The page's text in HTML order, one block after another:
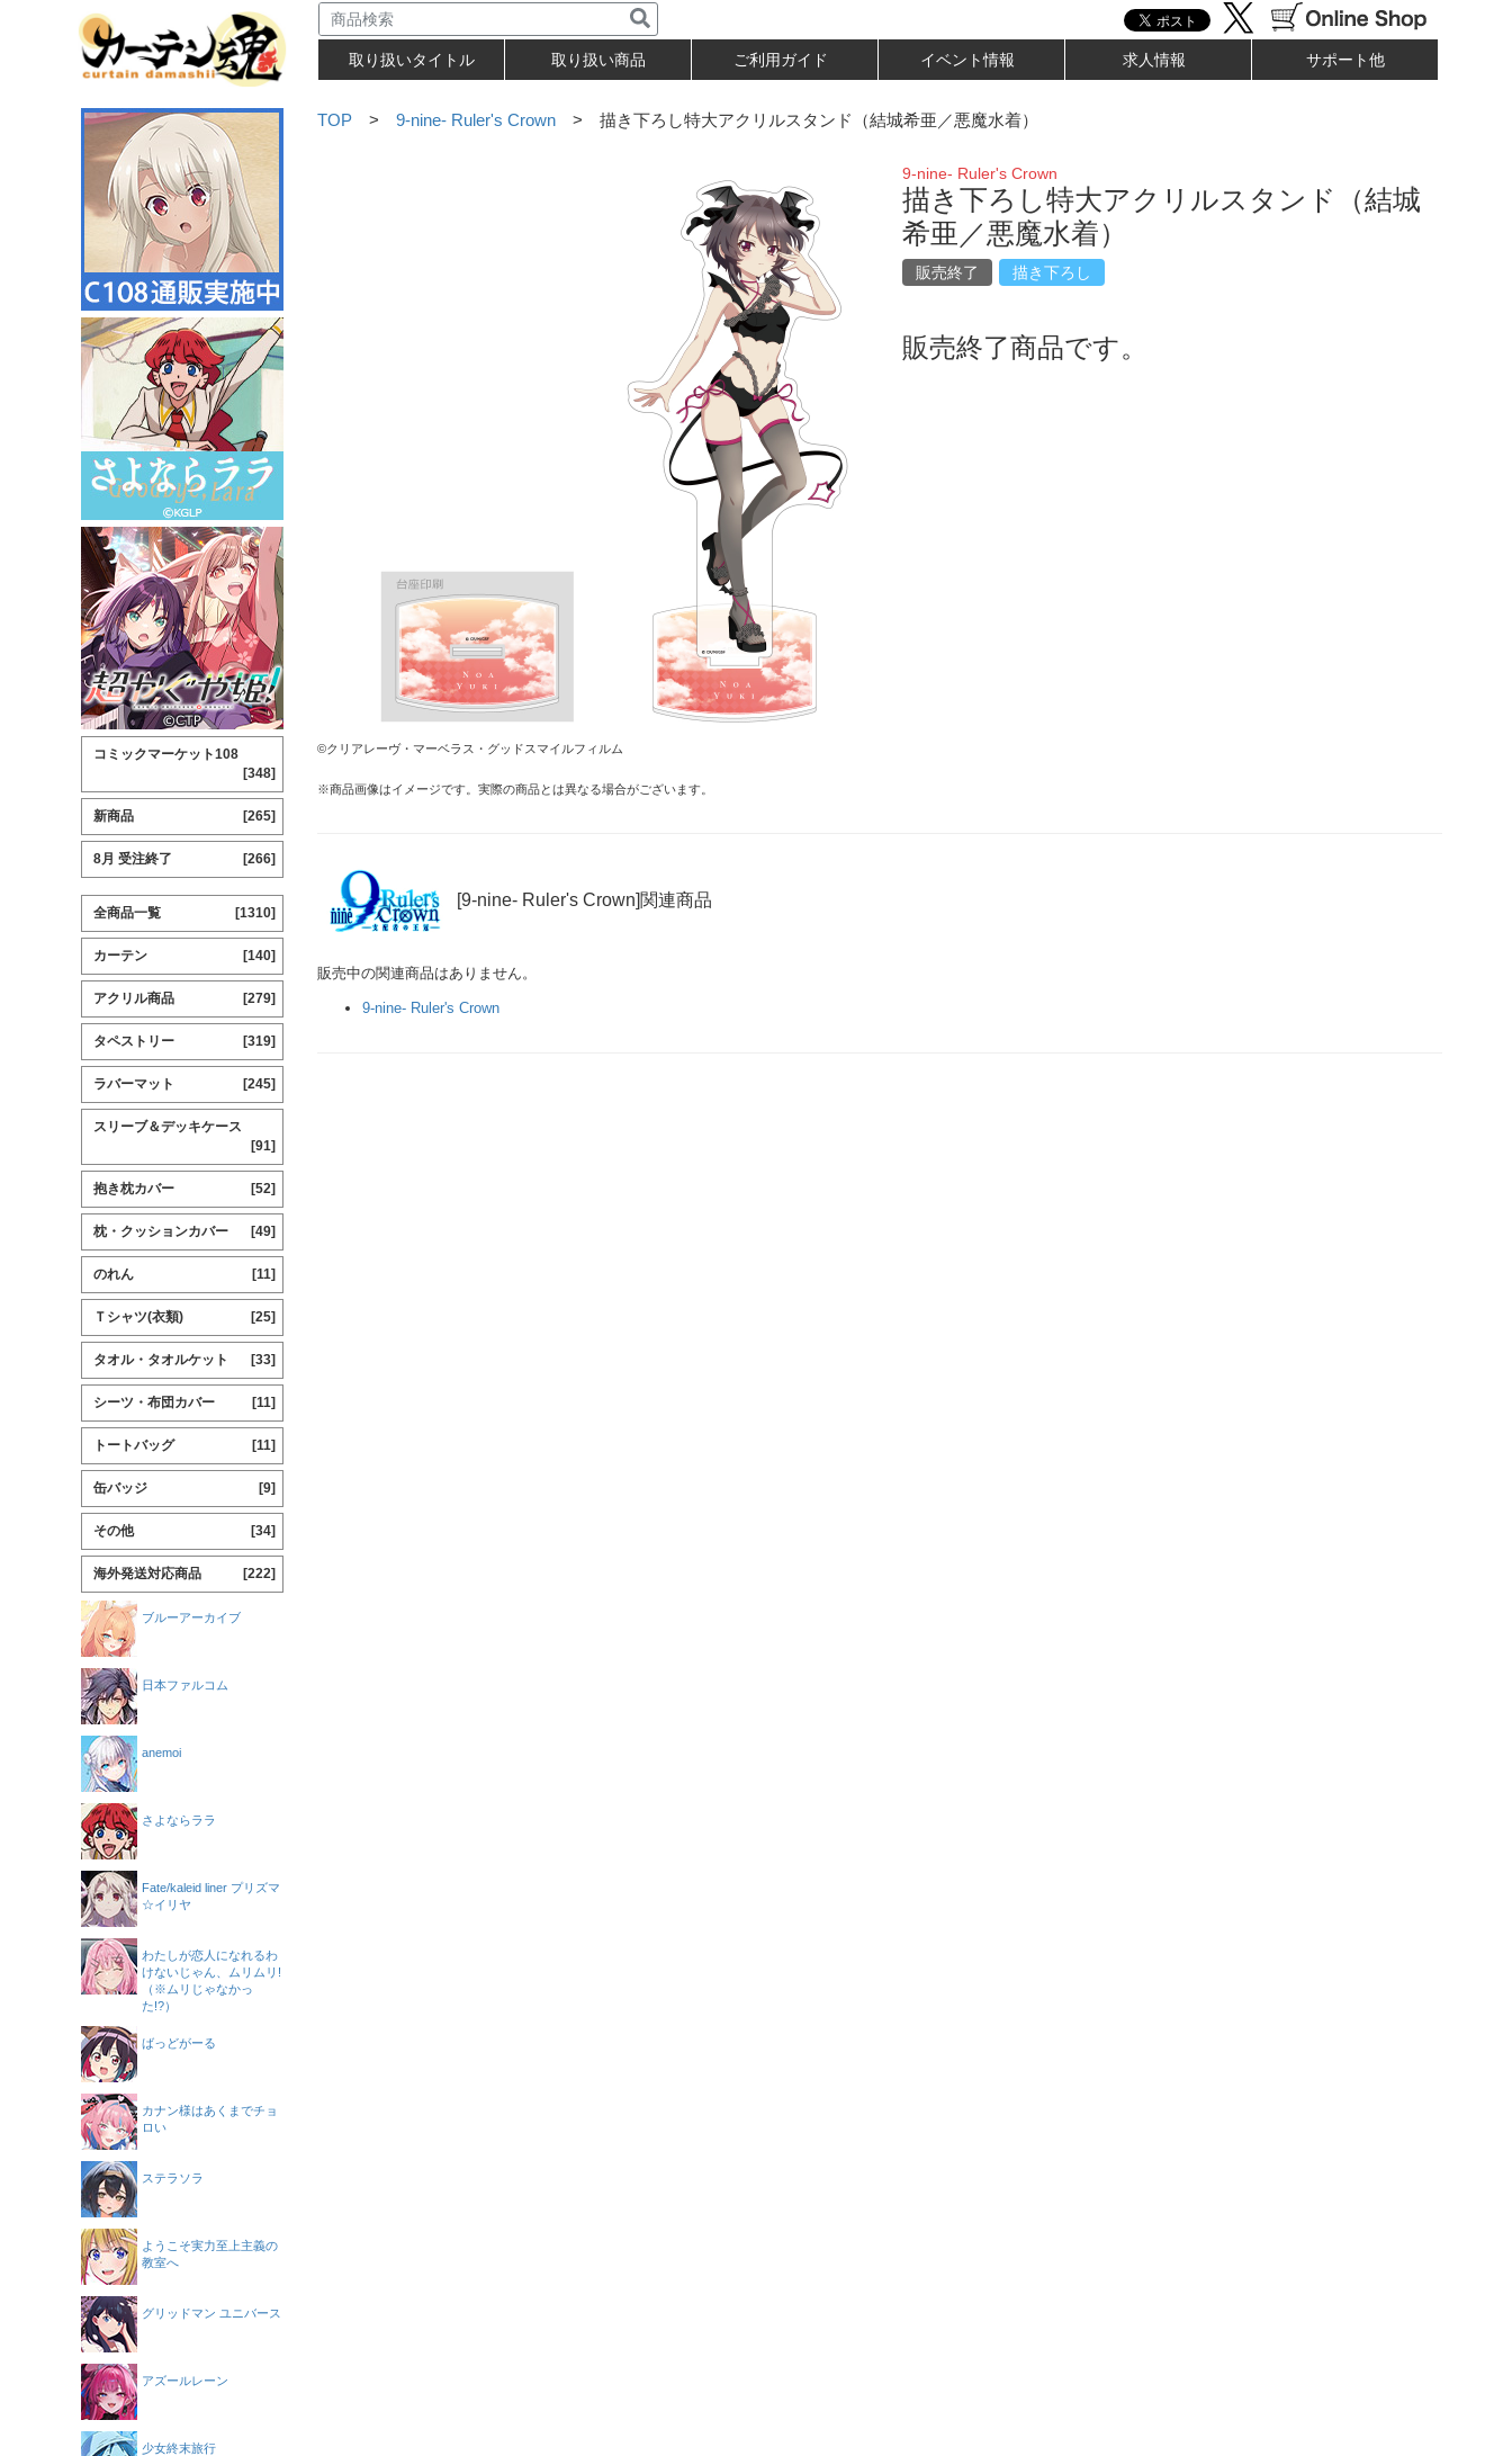
取り扱いタイトル 取り扱い商品 ご利用ガイド イベント情報 求人情報 サポート他
TOP > 9-nine- Ruler's Crown > 描き下ろし特大アクリルスタンド（結城希亜／悪魔水着）
©クリアレーヴ・マーベラス・グッドスマイルフィルム
※商品画像はイメージです。実際の商品とは異なる場合がございます。
9-nine- Ruler's Crown
描き下ろし特大アクリルスタンド（結城
希亜／悪魔水着）
販売終了 描き下ろし
販売終了商品です。
[9-nine- Ruler's Crown]関連商品
販売中の関連商品はありません。
9-nine- Ruler's Crown
コミックマーケット108
[348]
新商品 [265]
8月 受注終了 [266]
全商品一覧 [1310]
カーテン [140]
アクリル商品 [279]
タペストリー [319]
ラバーマット [245]
スリーブ＆デッキケース
[91]
抱き枕カバー [52]
枕・クッションカバー [49]
のれん [11]
Ｔシャツ(衣類) [25]
タオル・タオルケット [33]
シーツ・布団カバー [11]
トートバッグ [11]
缶バッジ [9]
その他 [34]
海外発送対応商品 [222]
ブルーアーカイブ
日本ファルコム
anemoi
さよならララ
Fate/kaleid liner プリズマ
☆イリヤ
わたしが恋人になれるわ
けないじゃん、ムリムリ!
（※ムリじゃなかっ
た!?）
ばっどがーる
カナン様はあくまでチョ
ロい
ステラソラ
ようこそ実力至上主義の
教室へ
グリッドマン ユニバース
アズールレーン
少女終末旅行